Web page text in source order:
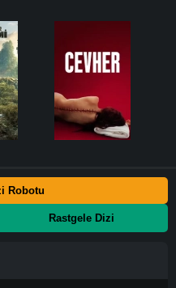
Robotu
Rastgele Dizi